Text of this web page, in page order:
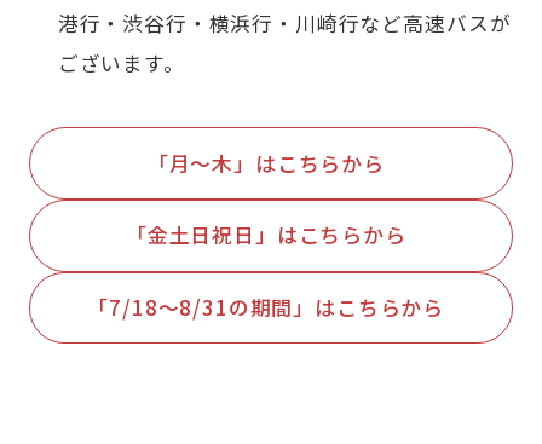
港行・渋谷行・横浜行・川崎行など高速バスが
ございます。
「月～木」はこちらから
「金土日祝日」はこちらから
「7/18～8/31の期間」はこちらから